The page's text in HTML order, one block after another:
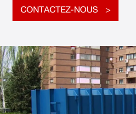
CONTACTEZ-NOUS